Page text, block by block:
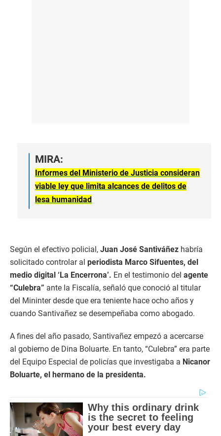
MIRA:
Informes del Ministerio de Justicia consideran
viable ley que limita alcances de delitos de
lesa humanidad
Según el efectivo policial, Juan José Santiváñez habría
solicitado controlar al periodista Marco Sifuentes, del
medio digital ‘La Encerrona’. En el testimonio del agente
“Culebra” ante la Fiscalía, señaló que conoció al titular
del Mininter desde que era teniente hace ocho años y
cuando Santivañez se desempeñaba como abogado.
A fines del año pasado, Santivañez empezó a acercarse
al gobierno de Dina Boluarte. En tanto, “Culebra” era parte
del Equipo Especial de policías que investigaba a Nicanor
Boluarte, el hermano de la presidenta.